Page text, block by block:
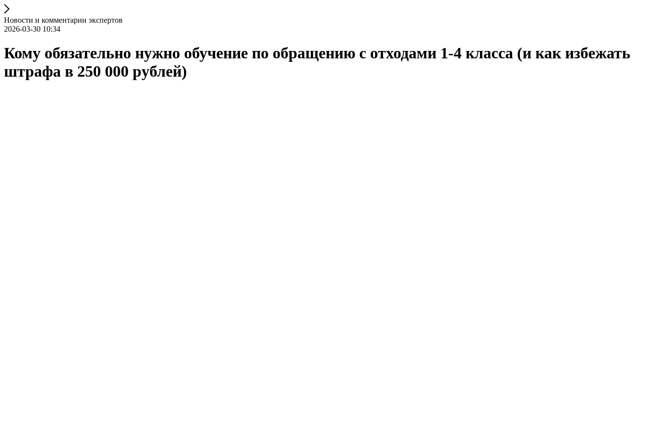
Новости и комментарии экспертов
2026-03-30 10:34
Кому обязательно нужно обучение по обращению с отходами 1-4 класса (и как избежать
штрафа в 250 000 рублей)